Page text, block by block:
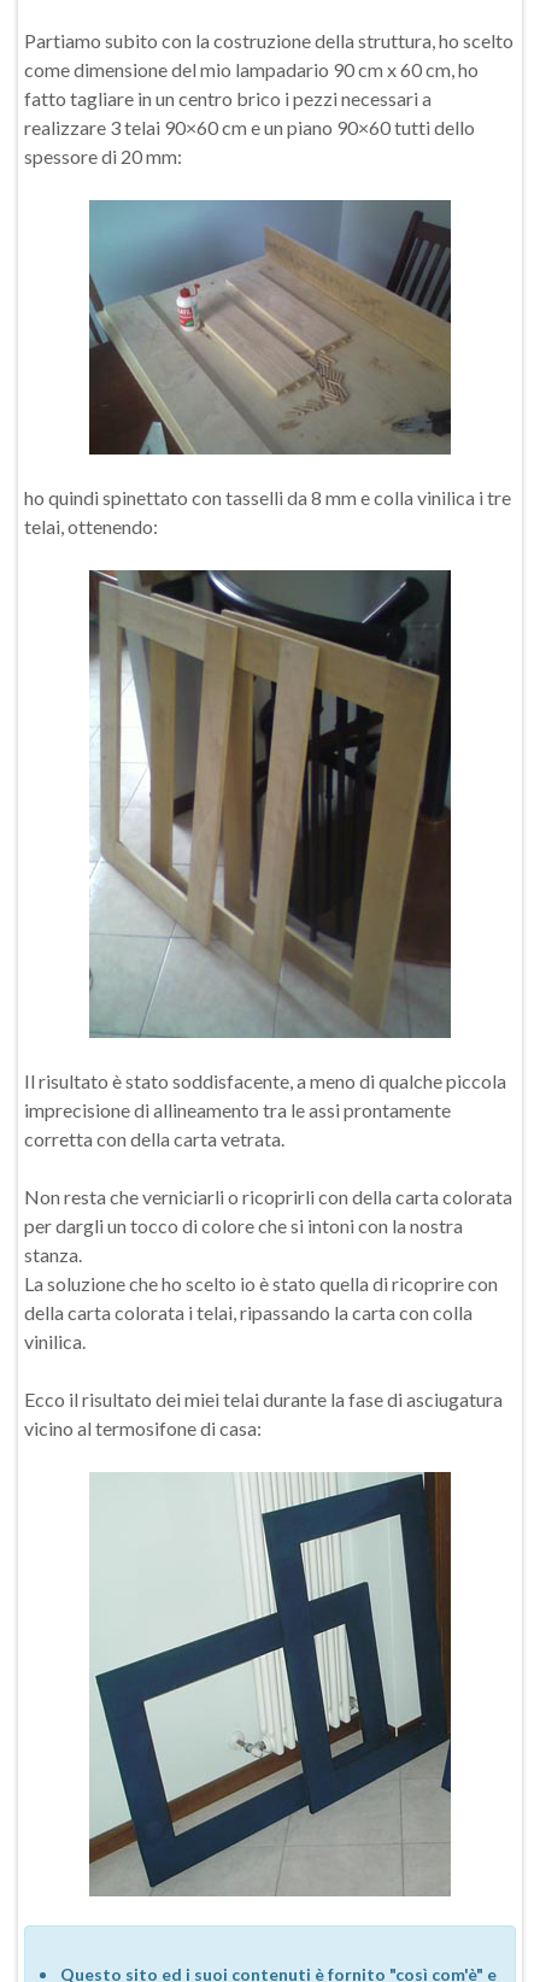
Partiamo subito con la costruzione della struttura, ho scelto
come dimensione del mio lampadario 90 cm x 60 cm, ho
fatto tagliare in un centro brico i pezzi necessari a
realizzare 3 telai 90×60 cm e un piano 90×60 tutti dello
spessore di 20 mm:
ho quindi spinettato con tasselli da 8 mm e colla vinilica i tre
telai, ottenendo:
Il risultato è stato soddisfacente, a meno di qualche piccola
imprecisione di allineamento tra le assi prontamente
corretta con della carta vetrata.
Non resta che verniciarli o ricoprirli con della carta colorata
per dargli un tocco di colore che si intoni con la nostra
stanza.
La soluzione che ho scelto io è stato quella di ricoprire con
della carta colorata i telai, ripassando la carta con colla
vinilica.
Ecco il risultato dei miei telai durante la fase di asciugatura
vicino al termosifone di casa:
Questo sito ed i suoi contenuti è fornito "così com'è" e